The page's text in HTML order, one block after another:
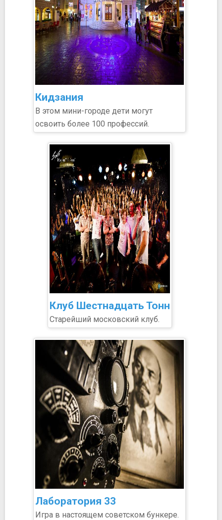
Кидзания
​В этом мини-городе дети могут
освоить более 100 профессий.
Клуб Шестнадцать Тонн
Старейший московский клуб.
Лаборатория 33
Игра в настоящем советском бункере.